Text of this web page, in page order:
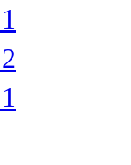
1
2
1